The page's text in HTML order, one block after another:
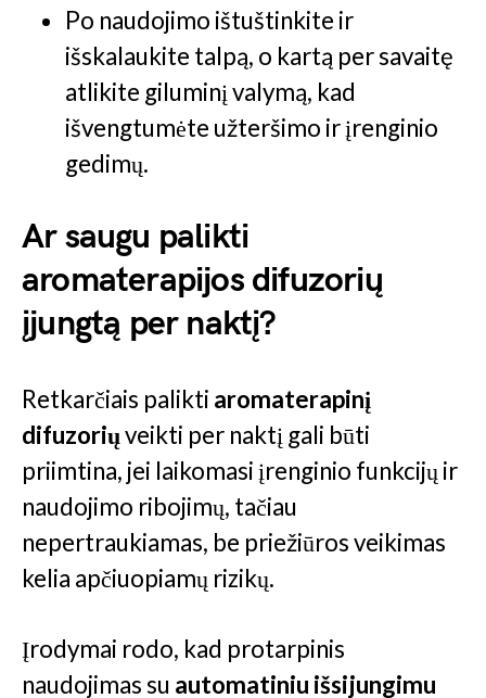
Po naudojimo ištuštinkite ir
išskalaukite talpą, o kartą per savaitę
atlikite giluminį valymą, kad
išvengtumėte užteršimo ir įrenginio
gedimų.
Ar saugu palikti
aromaterapijos difuzorių
įjungtą per naktį?
Retkarčiais palikti aromaterapinį
difuzoriųveikti per naktį gali būti
priimtina, jei laikomasi įrenginio funkcijų ir
naudojimo ribojimų, tačiau
nepertraukiamas, be priežiūros veikimas
kelia apčiuopiamų rizikų.
Įrodymai rodo, kad protarpinis
naudojimas su automatiniu išsijungimu